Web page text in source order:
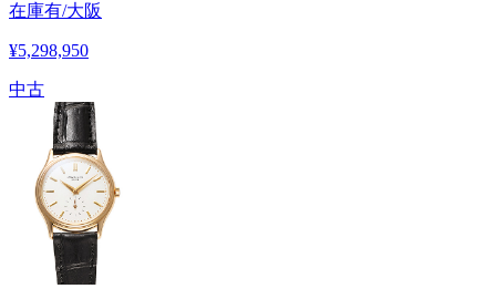
在庫有/大阪
¥5,298,950
中古